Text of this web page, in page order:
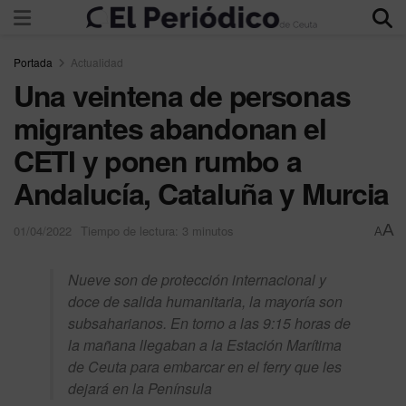
Portada Actualidad
Una veintena de personas
migrantes abandonan el
CETI y ponen rumbo a
Andalucía, Cataluña y Murcia
01/04/2022 Tiempo de lectura: 3 minutos AA
Nueve son de protección internacional y
doce de salida humanitaria, la mayoría son
subsaharianos. En torno a las 9:15 horas de
la mañana llegaban a la Estación Marítima
de Ceuta para embarcar en el ferry que les
dejará en la Península